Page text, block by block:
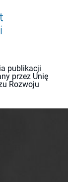
publikacji
przez Unię
Rozwoju